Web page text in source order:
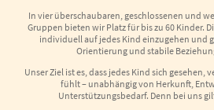
In vier überschaubaren, geschlossenen und
Gruppen bieten wir Platz für bis zu 60 Kinder.
individuell auf jedes Kind einzugehen und
Orientierung und stabile
Unser Ziel ist es, dass jedes Kind sich
fühlt – unabhängig von Herkunft,
Unterstützungsbedarf. Denn bei uns